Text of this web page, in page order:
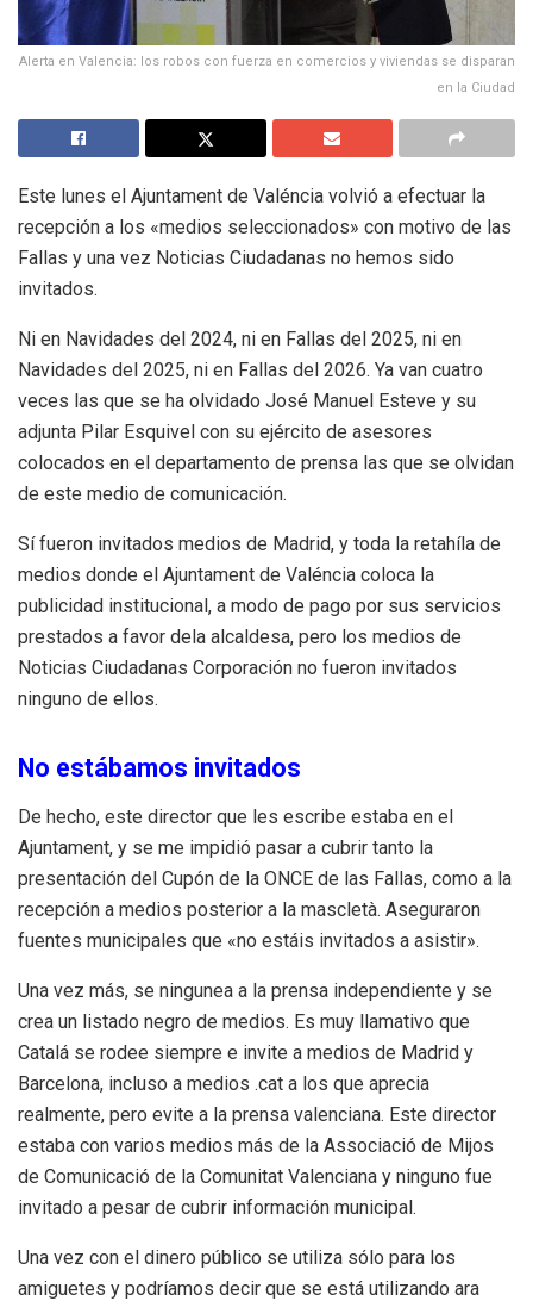
Alerta en Valencia: los robos con fuerza en comercios y viviendas se disparan
en la Ciudad
Este lunes el Ajuntament de Valéncia volvió a efectuar la
recepción a los «medios seleccionados» con motivo de las
Fallas y una vez Noticias Ciudadanas no hemos sido
invitados.
Ni en Navidades del 2024, ni en Fallas del 2025, ni en
Navidades del 2025, ni en Fallas del 2026. Ya van cuatro
veces las que se ha olvidado José Manuel Esteve y su
adjunta Pilar Esquivel con su ejército de asesores
colocados en el departamento de prensa las que se olvidan
de este medio de comunicación.
Sí fueron invitados medios de Madrid, y toda la retahíla de
medios donde el Ajuntament de Valéncia coloca la
publicidad institucional, a modo de pago por sus servicios
prestados a favor dela alcaldesa, pero los medios de
Noticias Ciudadanas Corporación no fueron invitados
ninguno de ellos.
No estábamos invitados
De hecho, este director que les escribe estaba en el
Ajuntament, y se me impidió pasar a cubrir tanto la
presentación del Cupón de la ONCE de las Fallas, como a la
recepción a medios posterior a la mascletà. Aseguraron
fuentes municipales que «no estáis invitados a asistir».
Una vez más, se ningunea a la prensa independiente y se
crea un listado negro de medios. Es muy llamativo que
Catalá se rodee siempre e invite a medios de Madrid y
Barcelona, incluso a medios .cat a los que aprecia
realmente, pero evite a la prensa valenciana. Este director
estaba con varios medios más de la Associació de Mijos
de Comunicació de la Comunitat Valenciana y ninguno fue
invitado a pesar de cubrir información municipal.
Una vez con el dinero público se utiliza sólo para los
amiguetes y podríamos decir que se está utilizando ara